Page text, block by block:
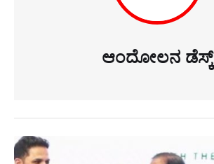
ಆಂದೋಲನ ಡೆಸ್ಕ್